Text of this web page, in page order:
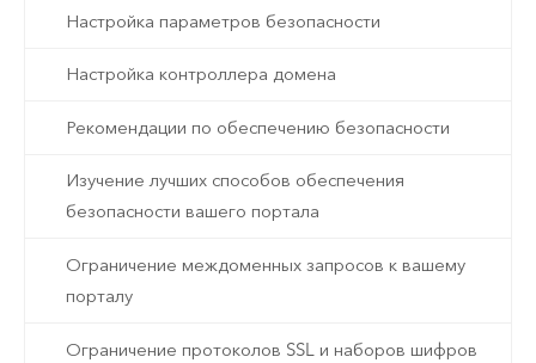
Настройка параметров безопасности
Настройка контроллера домена
Рекомендации по обеспечению безопасности
Изучение лучших способов обеспечения
безопасности вашего портала
Ограничение междоменных запросов к вашему
порталу
Ограничение протоколов SSL и наборов шифров